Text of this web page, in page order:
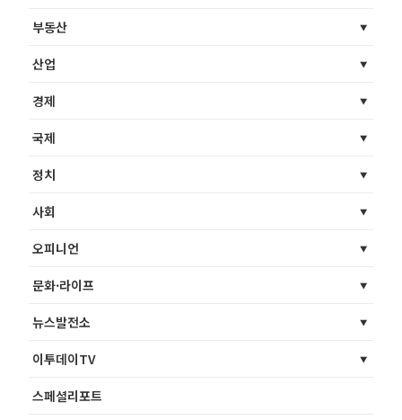
부동산
산업
경제
국제
정치
사회
오피니언
문화·라이프
뉴스발전소
이투데이TV
스페셜리포트